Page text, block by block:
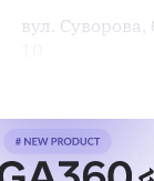
вул. Суворова,